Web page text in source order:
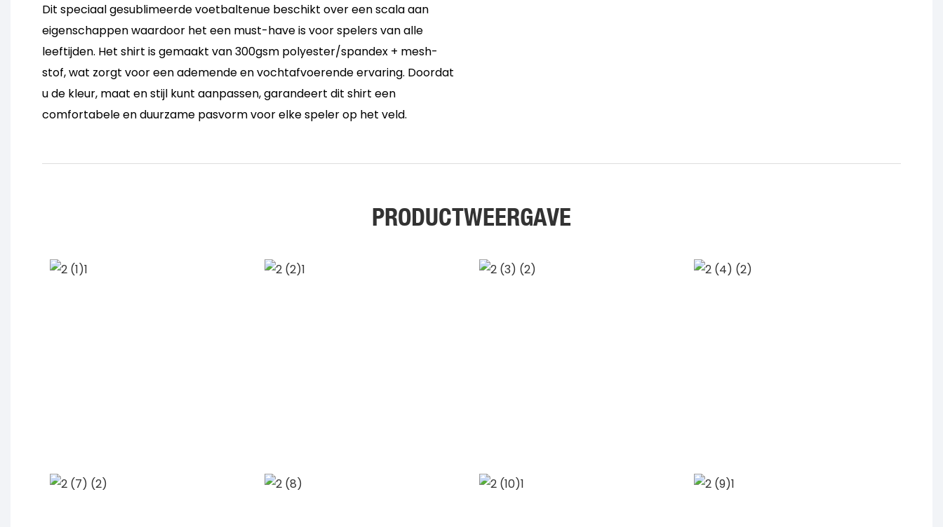
Dit speciaal gesublimeerde voetbaltenue beschikt over een scala aan
eigenschappen waardoor het een must-have is voor spelers van alle
leeftijden. Het shirt is gemaakt van 300gsm polyester/spandex + mesh-
stof, wat zorgt voor een ademende en vochtafvoerende ervaring. Doordat
u de kleur, maat en stijl kunt aanpassen, garandeert dit shirt een
comfortabele en duurzame pasvorm voor elke speler op het veld.
PRODUCTWEERGAVE